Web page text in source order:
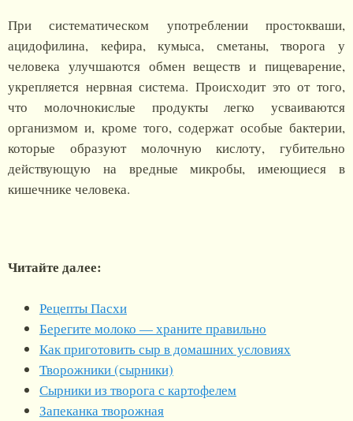
При систематическом употреблении простокваши,
ацидофилина, кефира, кумыса, сметаны, творога у
человека улучшаются обмен веществ и пищеварение,
укрепляется нервная система. Происходит это от того,
что молочнокислые продукты легко усваиваются
организмом и, кроме того, содержат особые бактерии,
которые образуют молочную кислоту, губительно
действующую на вредные микробы, имеющиеся в
кишечнике человека.
Читайте далее:
Рецепты Пасхи
Берегите молоко — храните правильно
Как приготовить сыр в домашних условиях
Творожники (сырники)
Сырники из творога с картофелем
Запеканка творожная